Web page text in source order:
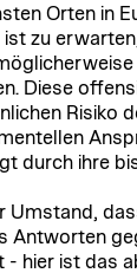
Orten in
zu
Diese
Risiko
durch ihre
Umstand,
Antworten
- hier ist das